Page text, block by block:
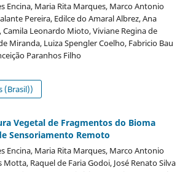
Encina, Maria Rita Marques, Marco Antonio
Pereira, Edilce do Amaral Albrez, Ana
Camila Leonardo Mioto, Viviane Regina de
Miranda, Luiza Spengler Coelho, Fabricio Bau
Paranhos Filho
(Brasil))
Vegetal de Fragmentos do Bioma
Sensoriamento Remoto
Encina, Maria Rita Marques, Marco Antonio
Motta, Raquel de Faria Godoi, José Renato Silva